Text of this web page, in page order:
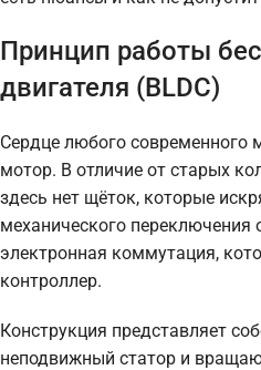
Принцип работы
двигателя (BLDC)
Сердце любого современного
мотор. В отличие от старых
здесь нет щёток, которые
механического переключения
электронная коммутация,
контроллер.
Конструкция представляет
неподвижный статор и